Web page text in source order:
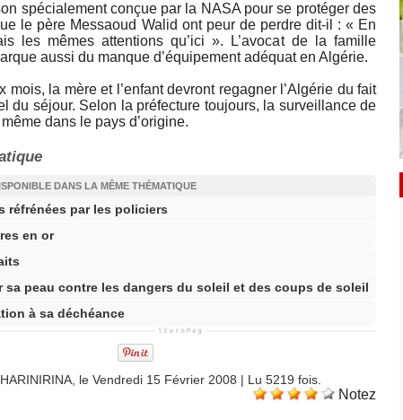
spécialement conçue par la NASA pour se protéger des
le père Messaoud Walid ont peur de perdre dit-il : « En
les mêmes attentions qu’ici ». L’avocat de la famille
aussi du manque d’équipement adéquat en Algérie.
mois, la mère et l’enfant devront regagner l’Algérie du fait
du séjour. Selon la préfecture toujours, la surveillance de
dans le pays d’origine.
DANS LA MÊME THÉMATIQUE
réfrénées par les policiers
en or
sa peau contre les dangers du soleil et des coups de soleil
à sa déchéance
le Vendredi 15 Février 2008 | Lu 5219 fois.
Notez